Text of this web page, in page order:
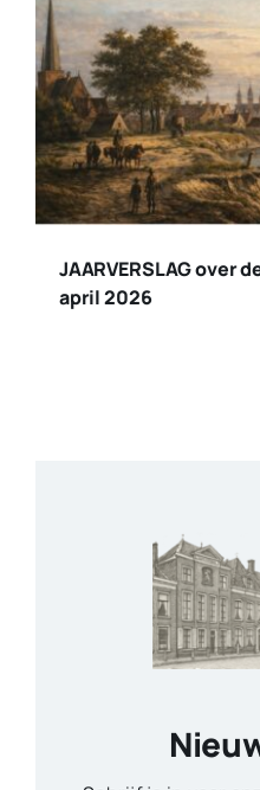
JAARVERSLAG over
april 2026